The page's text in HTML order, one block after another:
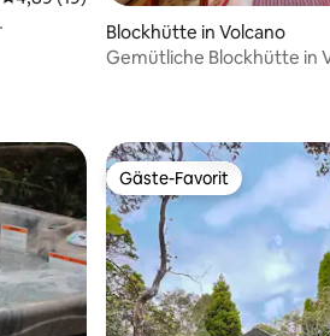
Blockhütte in Volcano
Gemütliche Blockhütte in
Gäste-Favorit
Gäste-Favorit